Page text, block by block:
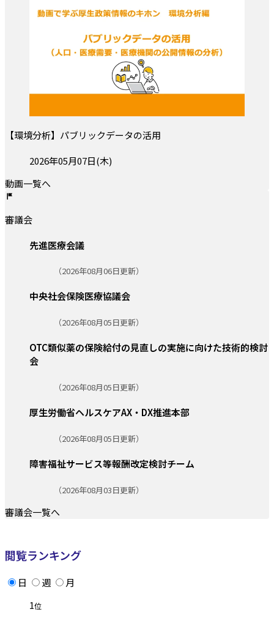
【環境分析】パブリックデータの活用
投稿日:2026年05月07日(木)
動画一覧へ
審議会
先進医療会議
（2026年08月06日更新）
中央社会保険医療協議会
（2026年08月05日更新）
OTC類似薬の保険給付の見直しの実施に向けた技術的検討
会
（2026年08月05日更新）
厚生労働省ヘルスケアAX・DX推進本部
（2026年08月05日更新）
障害福祉サービス等報酬改定検討チーム
（2026年08月03日更新）
審議会一覧へ
閲覧ランキング
日 週
月
1位